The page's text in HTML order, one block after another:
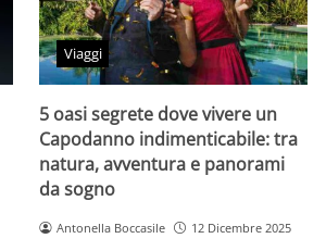
Viaggi
5 oasi segrete dove vivere un
Capodanno indimenticabile: tra
natura, avventura e panorami
da sogno
Antonella Boccasile 12 Dicembre 2025